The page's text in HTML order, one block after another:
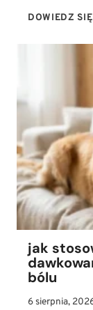
DOWIEDZ
jak
bólu
6 sierpnia,